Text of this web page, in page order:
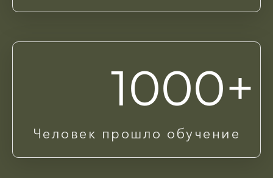
1000+
Человек прошло обучение